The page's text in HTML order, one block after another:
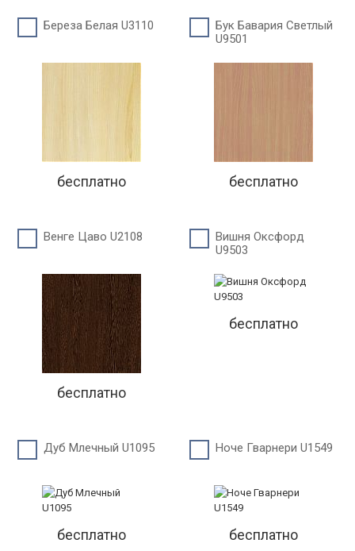
Береза Белая U3110
бесплатно
Бук Бавария Светлый
U9501
бесплатно
Венге Цаво U2108
бесплатно
Вишня Оксфорд
U9503
бесплатно
Дуб Млечный U1095
бесплатно
Ноче Гварнери U1549
бесплатно